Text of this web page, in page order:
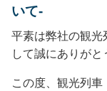
いて-
平素は弊社の観光
して誠にありがと
この度、観光列